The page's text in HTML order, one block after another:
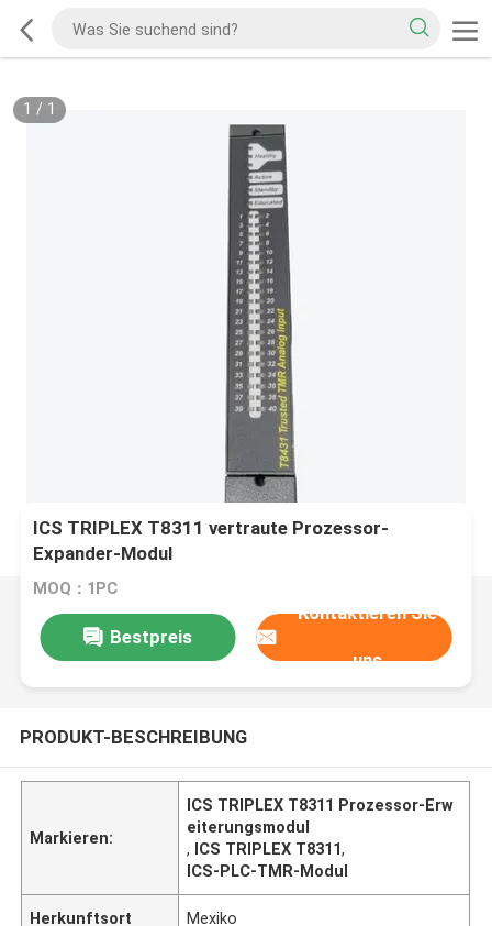
1 / 1
ICS TRIPLEX T8311 vertraute Prozessor-
Expander-Modul
MOQ：1PC
Bestpreis
Kontaktieren Sie
uns
PRODUKT-BESCHREIBUNG
Markieren:
ICS TRIPLEX T8311 Prozessor-Erw
eiterungsmodul
, ICS TRIPLEX T8311,
ICS-PLC-TMR-Modul
Herkunftsort Mexiko